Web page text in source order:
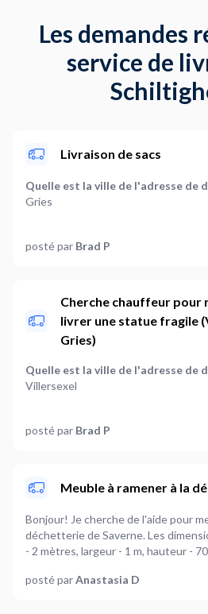
Les demandes
service de
Livraison de sacs
Quelle est la ville de l'adresse de
Gries
Gries
Poids de l'article à livrer
Entre 10 et 50 kg
Faut-il assembler ou installer le
livraison ?
Y-a-t-il des conditions
Je suis prêt à démarrer
Plus d’infos...
Gries à Gries.
posté par Brad P
Cherche chauffeur pour
livrer une statue fragile
Gries)
Quelle est la ville de l'adresse de
Villersexel
Gries
Autre
Poids de l'article à livrer
Entre 10 et 50 kg
Faut-il assembler ou installer le
livraison ?
posté par Brad P
Meuble à ramener à la
Bonjour! Je cherche de l'aide pour
déchetterie de Saverne. Les
- 2 mètres, largeur - 1 m, hauteur -
dehors (voir la photo). Le canapé
posté parAnastasia D